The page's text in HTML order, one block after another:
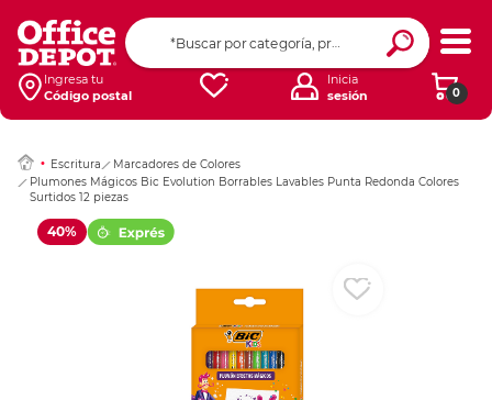
Ingresa tu
Código postal
0
Inicia
sesión
Escritura
Marcadores de Colores
Plumones Mágicos Bic Evolution Borrables Lavables Punta Redonda Colores
Surtidos 12 piezas
40%
Ingresar Codigo